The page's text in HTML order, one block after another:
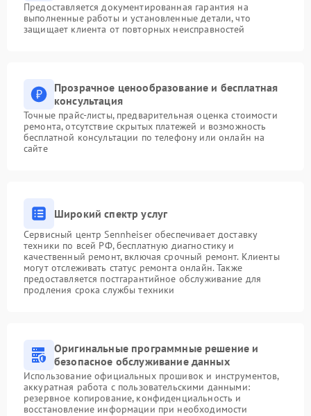
Предоставляется документированная гарантия на
выполненные работы и установленные детали, что
защищает клиента от повторных неисправностей
Прозрачное ценообразование и бесплатная
консультация
Точные прайс-листы, предварительная оценка стоимости
ремонта, отсутствие скрытых платежей и возможность
бесплатной консультации по телефону или онлайн на
сайте
Широкий спектр услуг
Сервисный центр Sennheiser обеспечивает доставку
техники по всей РФ, бесплатную диагностику и
качественный ремонт, включая срочный ремонт. Клиенты
могут отслеживать статус ремонта онлайн. Также
предоставляется постгарантийное обслуживание для
продления срока службы техники
Оригинальные программные решение и
безопасное обслуживание данных
Использование официальных прошивок и инструментов,
аккуратная работа с пользовательскими данными:
резервное копирование, конфиденциальность и
восстановление информации при необходимости